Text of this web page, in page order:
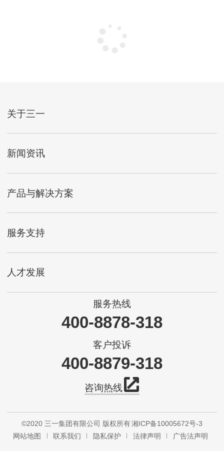
关于三一
新闻资讯
产品与解决方案
服务支持
人才发展
服务热线
400-8878-318
客户投诉
400-8879-318
咨询热线
©2020 三一集团有限公司 版权所有湘ICP备10005672号-3
网站地图
联系我们 隐私保护 法律声明 广告法声明